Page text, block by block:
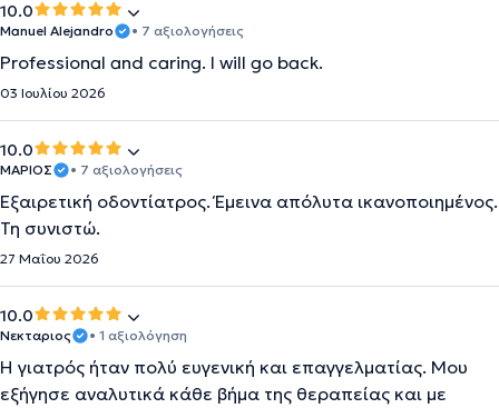
10.0
Manuel Alejandro • 7 αξιολογήσεις
Professional and caring. I will go back.
03 Ιουλίου 2026
10.0
ΜΑΡΙΟΣ • 7 αξιολογήσεις
Εξαιρετική οδοντίατρος. Έμεινα απόλυτα ικανοποιημένος.
Τη συνιστώ.
27 Μαΐου 2026
10.0
Νεκταριος • 1 αξιολόγηση
Η γιατρός ήταν πολύ ευγενική και επαγγελματίας. Μου
εξήγησε αναλυτικά κάθε βήμα της θεραπείας και με